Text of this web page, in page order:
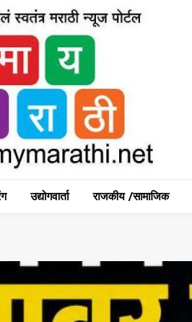
उद्योगवार्ता राजकीय /सामाजिक